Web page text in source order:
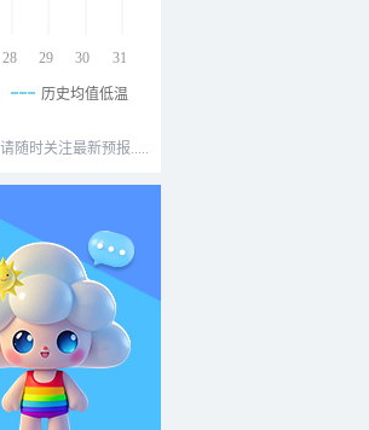
28 29 30 31
历史均值低温
随时关注最新预报.....